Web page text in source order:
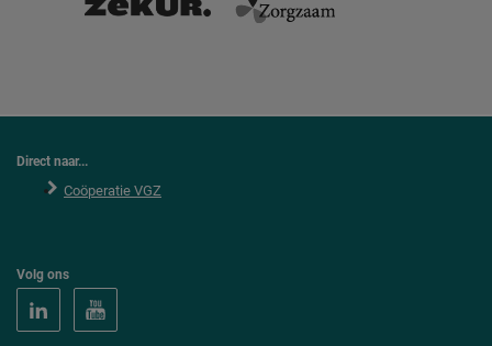
Direct naar...
Coöperatie VGZ
Volg ons